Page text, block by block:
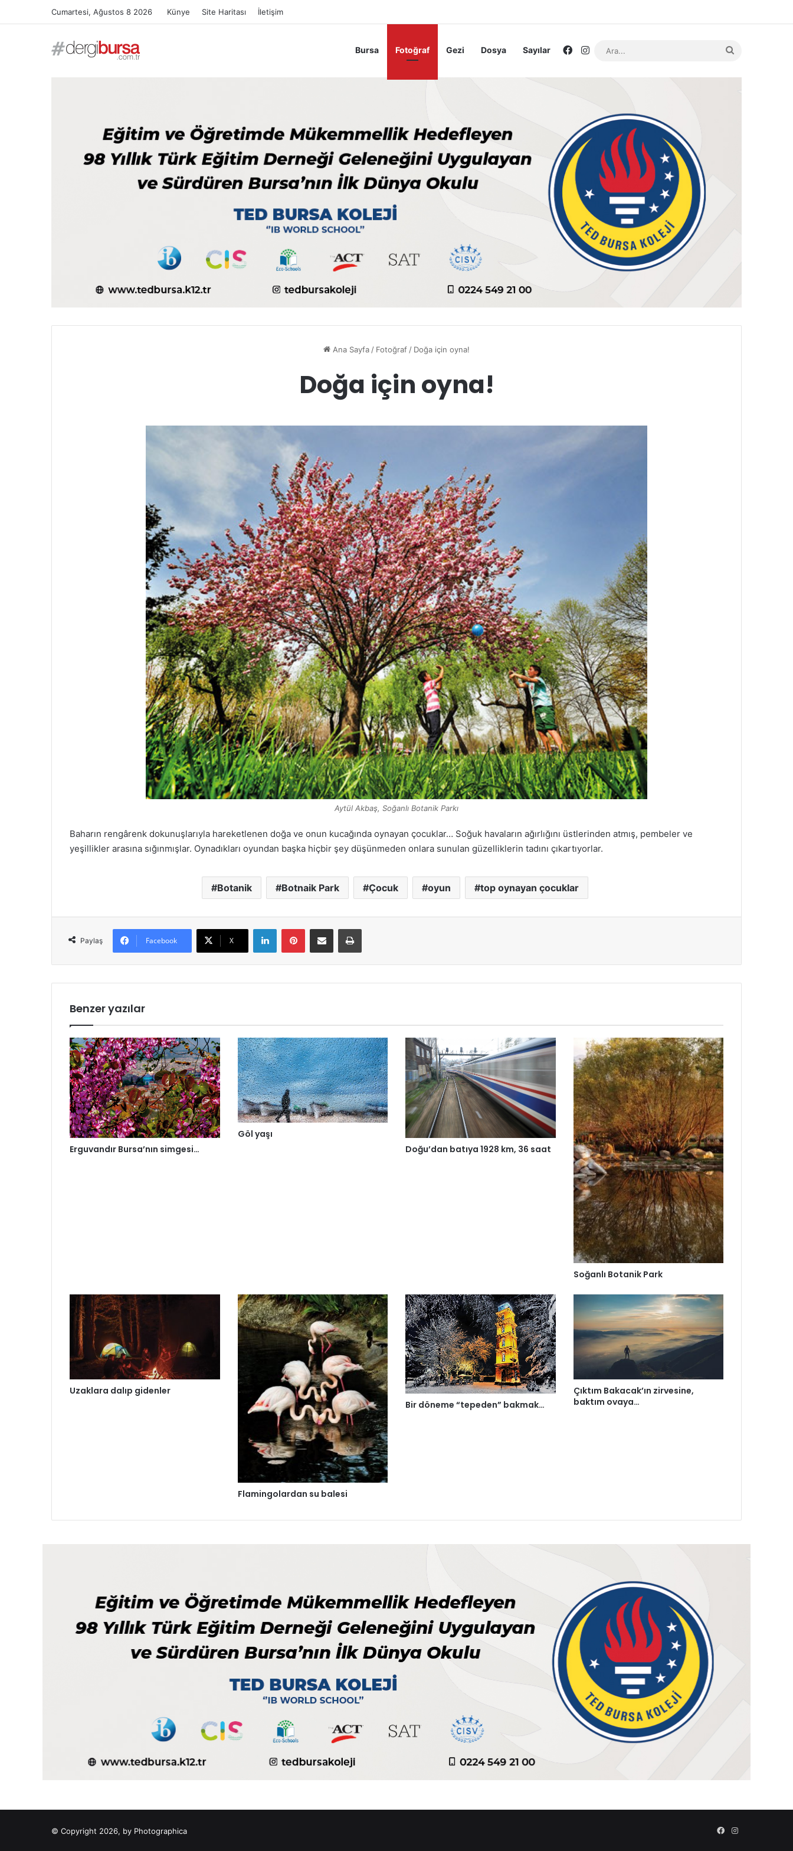
Cumartesi, Ağustos 8 2026 Künye Site Haritası İletişim
Bursa Fotoğraf Gezi Dosya Sayılar Facebook
Instagram
Ana Sayfa / Fotoğraf / Doğa için oyna!
Doğa için oyna!
Aytül Akbaş, Soğanlı Botanik Parkı
Baharın rengârenk dokunuşlarıyla hareketlenen doğa ve onun kucağında oynayan çocuklar… Soğuk havaların ağırlığını üstlerinden atmış, pembeler ve
yeşillikler arasına sığınmışlar. Oynadıkları oyundan başka hiçbir şey düşünmeden onlara sunulan güzelliklerin tadını çıkartıyorlar.
Botanik Botnaik Park Çocuk oyun top oynayan çocuklar
Paylaş Facebook X
Benzer yazılar
Erguvandır Bursa’nın simgesi…
Göl yaşı
Doğu’dan batıya 1928 km, 36 saat
Soğanlı Botanik Park
Uzaklara dalıp gidenler
Flamingolardan su balesi
Bir döneme “tepeden” bakmak…
Çıktım Bakacak’ın zirvesine,
baktım ovaya…
© Copyright 2026, by Photographica Facebook
Instagram